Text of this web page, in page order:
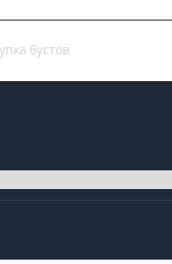
бустов